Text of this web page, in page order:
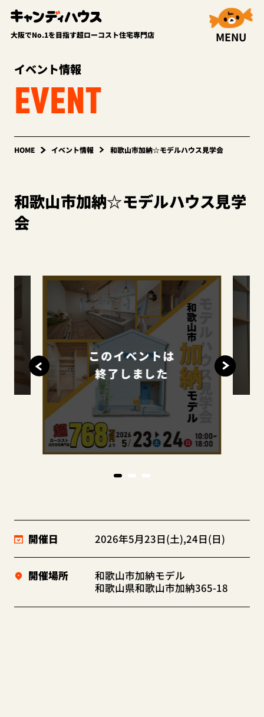
大阪でNo.1を目指す超ローコスト住宅専門店 MENU
イベント情報
EVENT
HOME イベント情報 和歌山市加納☆モデルハウス見学会
和歌山市加納☆モデルハウス見学
会
このイベントは
終了しました
開催日 2026年5月23日(土),24日(日)
開催場所
和歌山市加納モデル
和歌山県和歌山市加納365-18